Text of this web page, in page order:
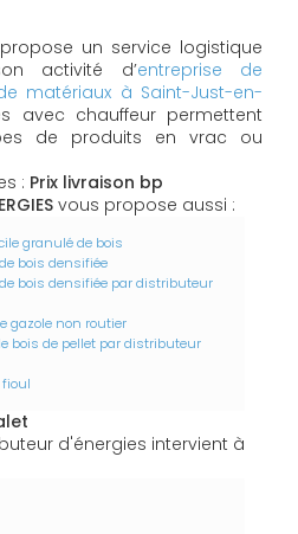
propose un service logistique
activité d’entreprise de
matériaux à Saint-Just-en-
avec chauffeur permettent
de produits en vrac ou
: Prix livraison bp
vous propose aussi :
granulé de bois
bois densifiée
bois densifiée par distributeur
gazole non routier
bois de pellet par distributeur
d'énergies intervient à